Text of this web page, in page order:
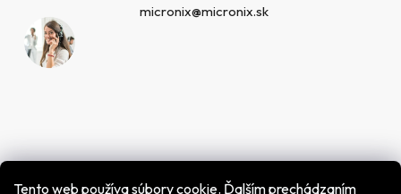
Tento web používa súbory cookie. Ďalším prechádzaním
micronix@micronix.sk